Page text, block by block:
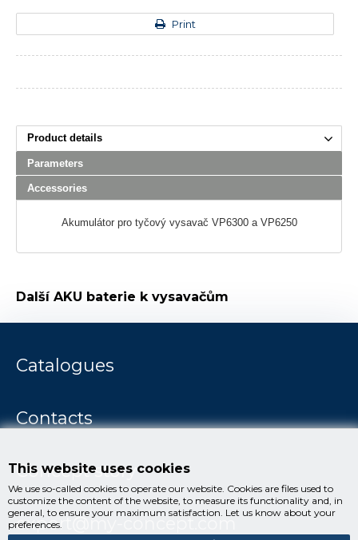
Print
Product details
Parameters
Accessories
Akumulátor pro tyčový vysavač VP6300 a VP6250
Další AKU baterie k vysavačům
Catalogues
Contacts
Concept story
export@my-concept.com
This website uses cookies
We use so-called cookies to operate our website. Cookies are files used to
customize the content of the website, to measure its functionality and, in
general, to ensure your maximum satisfaction. Let us know about your
preferences.